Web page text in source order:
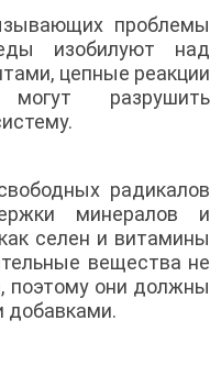
проблемы
изобилуют над
цепные реакции
могут разрушить
радикалов
минералов и
селен и витамины
вещества не
поэтому они должны
добавками.